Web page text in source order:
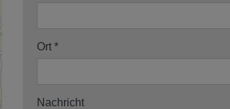
Ort
Nachricht